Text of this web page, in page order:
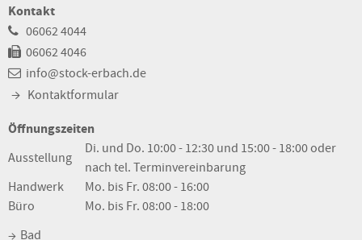
Kontakt
06062 4044
06062 4046
info@stock-erbach.de
Kontaktformular
Öffnungszeiten
Ausstellung
Di. und Do. 10:00 - 12:30 und 15:00 - 18:00 oder
nach tel. Terminvereinbarung
Handwerk
Mo. bis Fr. 08:00 - 16:00
Büro
Mo. bis Fr. 08:00 - 18:00
Bad